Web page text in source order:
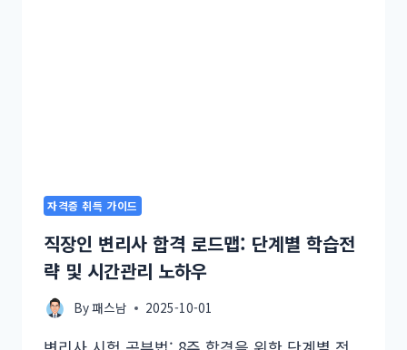
자격증 취득 가이드
직장인 변리사 합격 로드맵: 단계별 학습전
략 및 시간관리 노하우
By패스남 2025-10-01